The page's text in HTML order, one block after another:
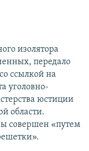
изолятора
передало
ссылкой на
уголовно-
юстиции
области.
совершен «путем